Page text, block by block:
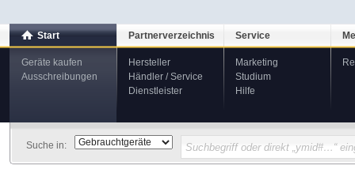
Start
Geräte kaufen
Ausschreibungen
Partnerverzeichnis
Hersteller
Händler / Service
Dienstleister
Service
Marketing
Studium
Hilfe
Suche in: